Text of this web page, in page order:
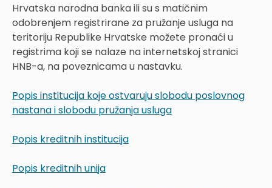
Hrvatska narodna banka ili su s matičnim
odobrenjem registrirane za pružanje usluga na
teritoriju Republike Hrvatske možete pronaći u
registrima koji se nalaze na internetskoj stranici
HNB-a, na poveznicama u nastavku.
Popis institucija koje ostvaruju slobodu poslovnog
nastana i slobodu pružanja usluga
Popis kreditnih institucija
Popis kreditnih unija